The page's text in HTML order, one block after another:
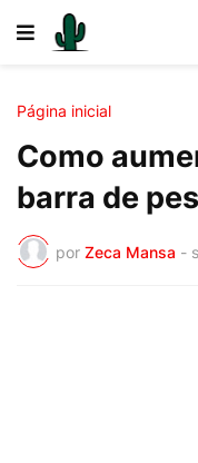
Página inicial
Como
barra de
por Zeca Mansa -